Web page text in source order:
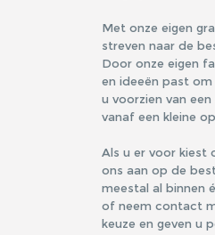
Met onze eigen
streven naar de
Door onze eigen
en ideeën past
u voorzien van
vanaf een kleine
Als u er voor kiest
ons aan op de
meestal al binnen
of neem contact
keuze en geven u